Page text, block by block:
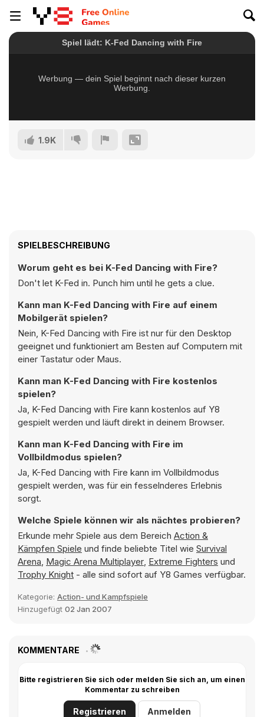
1.9K
SPIELBESCHREIBUNG
Worum geht es bei K-Fed Dancing with Fire?
Don't let K-Fed in. Punch him until he gets a clue.
Kann man K-Fed Dancing with Fire auf einem
Mobilgerät spielen?
Nein, K-Fed Dancing with Fire ist nur für den Desktop
geeignet und funktioniert am Besten auf Computern mit
einer Tastatur oder Maus.
Kann man K-Fed Dancing with Fire kostenlos
spielen?
Ja, K-Fed Dancing with Fire kann kostenlos auf Y8
gespielt werden und läuft direkt in deinem Browser.
Kann man K-Fed Dancing with Fire im
Vollbildmodus spielen?
Ja, K-Fed Dancing with Fire kann im Vollbildmodus
gespielt werden, was für ein fesselnderes Erlebnis
sorgt.
Welche Spiele können wir als nächtes probieren?
Erkunde mehr Spiele aus dem Bereich Action &
Kämpfen Spiele und finde beliebte Titel wie Survival
Arena, Magic Arena Multiplayer, Extreme Fighters und
Trophy Knight - alle sind sofort auf Y8 Games verfügbar.
Kategorie: Action- und Kampfspiele
Hinzugefügt 02 Jan 2007
KOMMENTARE
Bitte registrieren Sie sich oder melden Sie sich an, um einen
Kommentar zu schreiben
Registrieren Anmelden